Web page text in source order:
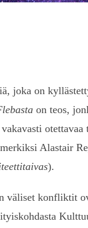
joka on
on teos,
Alastair
).
väliset konfliktit